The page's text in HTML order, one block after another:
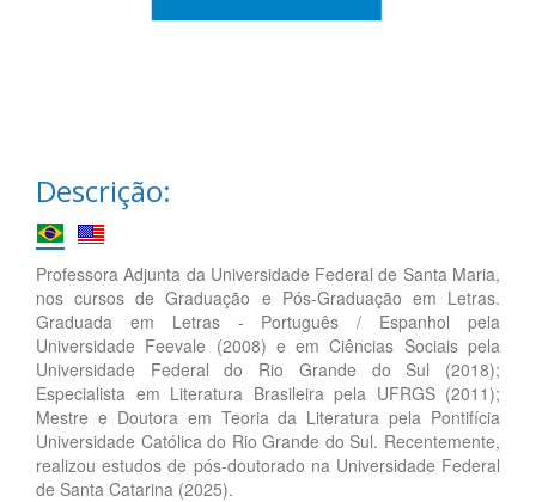
Descrição:
Professora Adjunta da Universidade Federal de Santa Maria,
nos cursos de Graduação e Pós-Graduação em Letras.
Graduada em Letras - Português / Espanhol pela
Universidade Feevale (2008) e em Ciências Sociais pela
Universidade Federal do Rio Grande do Sul (2018);
Especialista em Literatura Brasileira pela UFRGS (2011);
Mestre e Doutora em Teoria da Literatura pela Pontifícia
Universidade Católica do Rio Grande do Sul. Recentemente,
realizou estudos de pós-doutorado na Universidade Federal
de Santa Catarina (2025).